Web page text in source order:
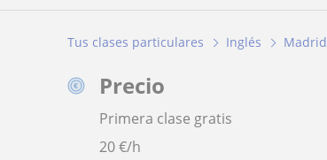
Tus clases particulares Inglés Madrid
Precio
Primera clase gratis
20€/h